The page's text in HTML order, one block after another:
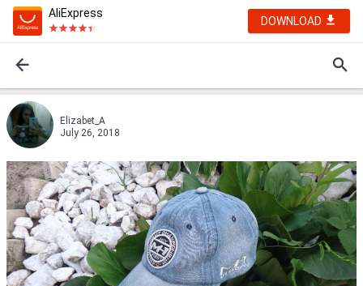
AliExpress
DOWNLOAD
Elizabet_A
July 26, 2018